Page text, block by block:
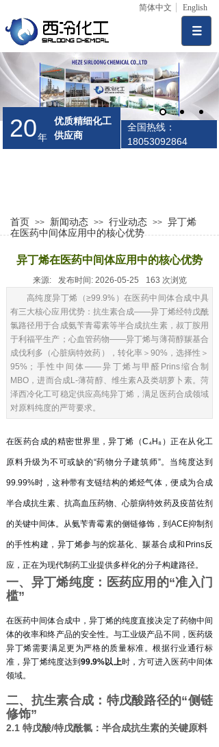
简体中文 English
年
20
优质精细化工
供应商
全国热线：
18053092864
首页 >> 新闻动态 >> 行业动态 >> 异丁烯
在医药中间体应用中的核心优势
异丁烯在医药中间体应用中的核心优势
来源: 发布时间: 2026-05-25 163 次浏览
高纯度异丁烯（≥99.9%）在医药中间体合成中具
有三大核心应用优势：抗生素合成——异丁烯经特戊酰
氯路径用于合成氨苄青霉素等半合成抗生素，叔丁胺用
于利福平生产；心血管药物——异丁烯与薄荷醇羰基合
成伐利多（心脏病特效药），转化率＞90%，选择性＞
95%；手性中间体——异丁烯与甲醛Prins缩合制
MBO，进而合成L-薄荷醇、维生素A及类胡萝卜素。菏
泽西冷化工可稳定供应高纯异丁烯，满足医药合成领域
对原料纯度的严苛要求。
在医药合成的精密世界里，异丁烯（C₄H₈）正在从化工
原料升级为不可或缺的“药物分子建筑师”。当纯度达到
99.99%时，这种带有支链结构的烯烃气体，便成为合成
半合成抗生素、抗高血压药物、心脏病特效药及疫苗佐剂
的关键中间体。从氨苄青霉素的侧链修饰，到ACE抑制剂
的手性构建，异丁烯参与的烷基化、羰基合成和Prins反
应，正在为现代制药工业提供多样化的分子构建路径。
一、异丁烯纯度：医药应用的“准入门
槛”
在医药中间体合成中，异丁烯的纯度直接决定了药物中间
体的收率和终产品的安全性。与工业级产品不同，医药级
异丁烯需要满足更为严格的质量标准。根据行业通行标
准，异丁烯纯度达到99.9%以上时，方可进入医药中间体
领域。
二、抗生素合成：特戊酸路径的“侧链
修饰”
2.1 特戊酸/特戊酰氯：半合成抗生素的关键原料